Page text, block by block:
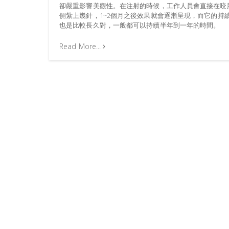
卻嚴重影響美觀性。在注射的時候，工作人員會直接在咬
側紮上幾針，1~2個月之後效果就會逐漸呈現，而它的持
也是比較長久對，一般都可以持續半年到一年的時間。
Read More...